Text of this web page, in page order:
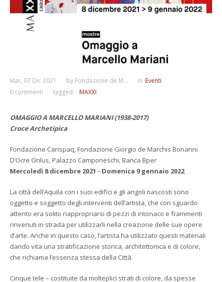
Mar, 07 Dic 2021 by Fondazione de M... in Eventi
0 commenti
tagged: MAXXI
OMAGGIO A MARCELLO MARIANI (1938-2017)
Croce Archetipica
Fondazione Carispaq, Fondazione Giorgio de Marchis Bonanni
D’Ocre Onlus, Palazzo Camponeschi, Banca Bper
Mercoledì 8 dicembre 2021 - Domenica 9 gennaio 2022
La città dell’Aquila con i suoi edifici e gli angoli nascosti sono
oggetto e soggetto degli interventi dell’artista, che con sguardo
attento era solito riappropriarsi di pezzi di intonaco e frammenti
rinvenuti in strada per utilizzarli nella creazione delle sue opere
d’arte. Anche in questo caso, l’artista ha utilizzato questi materiali
dando vita una stratificazione storica, architettonica e di colore,
che richiama l’essenza stessa della Città.
Cinque tele – costituite da molteplici strati di colore, da spesse